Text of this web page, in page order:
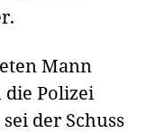
Mann
die Polizei
der Schuss